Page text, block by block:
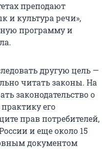
преподают
и культура речи»,
программу и
другую цель —
читать законы. На
законодательство о
его
прав потребителей,
и еще около 15
документом